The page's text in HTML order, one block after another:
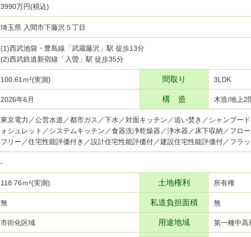
3990万円(税込)
埼玉県 入間市下藤沢５丁目
(1)西武池袋・豊島線「武蔵藤沢」駅 徒歩13分
(2)西武鉄道新宿線「入曽」駅 徒歩35分
100.61ｍ²(実測) 間取り 3LDK
2026年6月 構 造 木造/地上2
東京電力／公営水道／都市ガス／下水／対面キッチン／追い焚き／シャンプー
ォシュレット／システムキッチン／食器洗浄乾燥器／浄水器／床下収納／フロ
フリー／住宅性能評価付き／設計住宅性能評価付／建設住宅性能評価付／フラ
-
118.76ｍ²(実測) 土地権利 所有権
無 私道負担面積 無
市街化区域 用途地域 第一種中高